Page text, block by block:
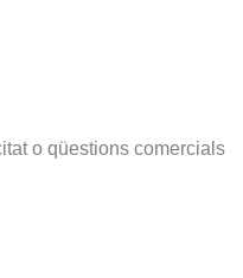
o qüestions comercials